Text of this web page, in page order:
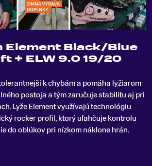
Element Black/Blue
+ ELW 9.0 19/20
k chybám a pomáha lyžiarom
postoja a tým zaručuje stabilitu aj pri
.Lyže Element využívajú technológiu
rocker profil, ktorý uľahčuje kontrolu
do oblúkov pri nízkom náklone hrán.